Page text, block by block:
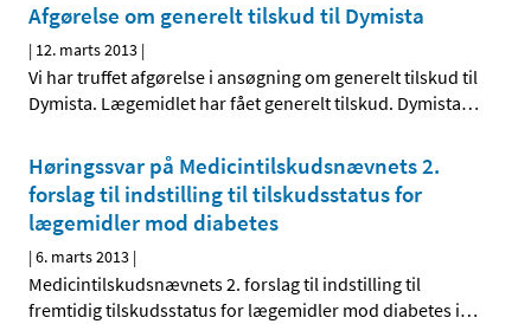
Afgørelse om generelt tilskud til Dymista
| 12. marts 2013 |
Vi har truffet afgørelse i ansøgning om generelt tilskud til
Dymista. Lægemidlet har fået generelt tilskud. Dymista…
Høringssvar på Medicintilskuds­nævnets 2.
forslag til indstilling til tilskudsstatus for
lægemidler mod diabetes
|6. marts 2013 |
Medicintilskudsnævnets 2. forslag til indstilling til
fremtidig tilskudsstatus for lægemidler mod diabetes i…